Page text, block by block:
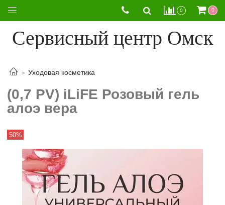
0 0
Сервисный центр Омск
Уходовая косметика
(0,7 PV) iLiFE Розовый гель
алоэ вера
50%